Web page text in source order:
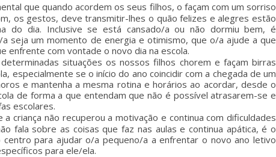
que quando acordem os seus filhos, o façam com um sorriso
os gestos, deve transmitir-lhes o quão felizes e alegres estão
do dia. Inclusive se está cansado/a ou não dormiu bem, é
seja um momento de energia e otimismo, que o/a ajude a que
enfrente com vontade o novo dia na escola.
situações os nossos filhos chorem e façam birras
especialmente se o início do ano coincidir com a chegada de um
e mantenha a mesma rotina e horários ao acordar, desde o
de forma a que entendam que não é possível atrasarem-se e
escolares.
a criança não recuperou a motivação e continua com dificuldades
fala sobre as coisas que faz nas aulas e continua apática, é o
para ajudar o/a pequeno/a a enfrentar o novo ano letivo
para ele/ela.